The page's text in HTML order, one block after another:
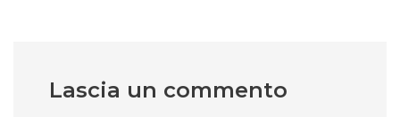
Lascia un commento